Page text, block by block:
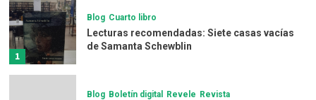
1
Blog Cuarto libro
Lecturas recomendadas: Siete casas vacías
de Samanta Schewblin
Blog Boletín digital Revele Revista